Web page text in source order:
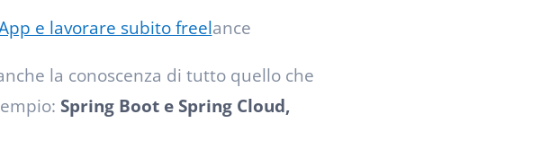
e lavorare subito freelance
la conoscenza di tutto quello che
Spring Boot e Spring Cloud,